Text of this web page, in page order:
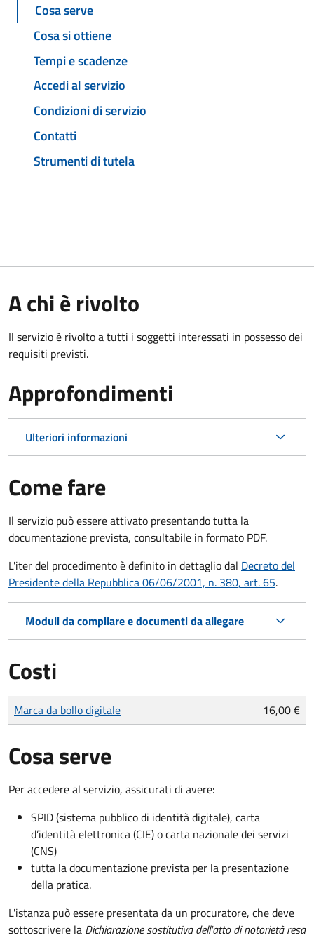
Cosa serve
Cosa si ottiene
Tempi e scadenze
Accedi al servizio
Condizioni di servizio
Contatti
Strumenti di tutela
A chi è rivolto
Il servizio è rivolto a tutti i soggetti interessati in possesso dei
requisiti previsti.
Approfondimenti
Ulteriori informazioni
Come fare
Il servizio può essere attivato presentando tutta la
documentazione prevista, consultabile in formato PDF.
L'iter del procedimento è definito in dettaglio dal Decreto del
Presidente della Repubblica 06/06/2001, n. 380, art. 65.
Moduli da compilare e documenti da allegare
Costi
Tipo di pagamento
Importo
Marca da bollo digitale 16,00 €
Cosa serve
Per accedere al servizio, assicurati di avere:
SPID (sistema pubblico di identità digitale), carta
d’identità elettronica (CIE) o carta nazionale dei servizi
(CNS)
tutta la documentazione prevista per la presentazione
della pratica.
L'istanza può essere presentata da un procuratore, che deve
sottoscrivere la Dichiarazione sostitutiva dell'atto di notorietà resa